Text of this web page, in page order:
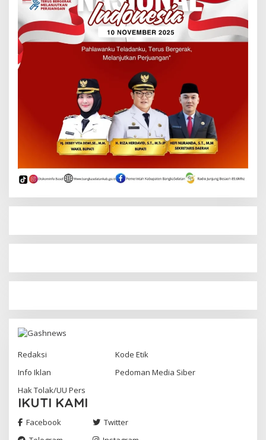
Redaksi
Kode Etik
Info Iklan
Pedoman Media Siber
Hak Tolak/UU Pers
IKUTI KAMI
Facebook
Twitter